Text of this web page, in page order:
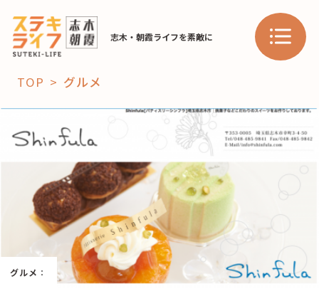
志木・朝霞ライフを素敵に
「コト」
子育て
暮らし
おすすめ
スポット 学び・教育
「場」
TOP グルメ
グルメ ：